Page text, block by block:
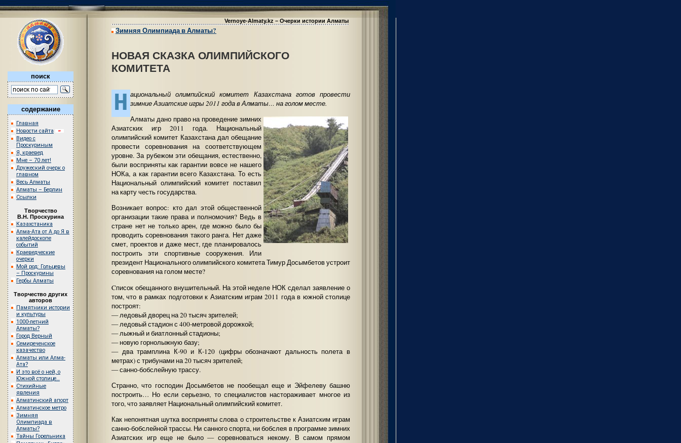
поиск
содержание
Главная
Новости сайта
Видео с
Проскуриным
Я, краевед
Мне – 70 лет!
Дружеский очерк о
главном
Весь Алматы
Алматы – Берлин
Ссылки
Творчество
В.Н. Проскурина
Казахстаника
Алма-Ата от А до Я в
калейдоскопе
событий
Краеведческие
очерки
Мой род: Гольцевы
– Проскурины
Гербы Алматы
Творчество других
авторов
Памятники истории
и культуры
1000-летний
Алматы?
Город Верный
Семиреченское
казачество
Алматы или Алма-
Ата?
И это всё о ней, о
Южной столице…
Стихийные
явления
Алматинский апорт
Алматинское метро
Зимняя
Олимпиада в
Алматы?
Тайны Горельника
Vernoye-Almaty.kz – Очерки истории Алматы
Зимняя Олимпиада в Алматы?
НОВАЯ СКАЗКА ОЛИМПИЙСКОГО
КОМИТЕТА
Н ациональный олимпийский комитет Казахстана готов провести
зимние Азиатские игры 2011 года в Алматы… на голом месте.
Алматы дано право на проведение зимних
Азиатских игр 2011 года. Национальный
олимпийский комитет Казахстана дал обещание
провести соревнования на соответствующем
уровне. За рубежом эти обещания, естественно,
были восприняты как гарантии вовсе не нашего
НОКа, а как гарантии всего Казахстана. То есть
Национальный олимпийский комитет поставил
на карту честь государства.
Возникает вопрос: кто дал этой общественной
организации такие права и полномочия? Ведь в
стране нет не только арен, где можно было бы
проводить соревнования такого ранга. Нет даже
смет, проектов и даже мест, где планировалось
построить эти спортивные сооружения. Или
президент Национального олимпийского комитета Тимур Досымбетов устроит
соревнования на голом месте?
Cписок обещанного внушительный. На этой неделе НОК сделал заявление о
том, что в рамках подготовки к Азиатским играм 2011 года в южной столице
построят:
— ледовый дворец на 20 тысяч зрителей;
— ледовый стадион с 400-метровой дорожкой;
— лыжный и биатлонный стадионы;
— новую горнолыжную базу;
— два трамплина К-90 и К-120 (цифры обозначают дальность полета в
метрах) с трибунами на 20 тысяч зрителей;
— санно-бобслейную трассу.
Странно, что господин Досымбетов не пообещал еще и Эйфелеву башню
построить… Но если серьезно, то специалистов настораживает многое из
того, что заявляет Национальный олимпийский комитет.
Как непонятная шутка восприняты слова о строительстве к Азиатским играм
санно-бобслейной трассы. Ни санного спорта, ни бобслея в программе зимних
Азиатских игр еще не было — соревноваться некому. В самом прямом